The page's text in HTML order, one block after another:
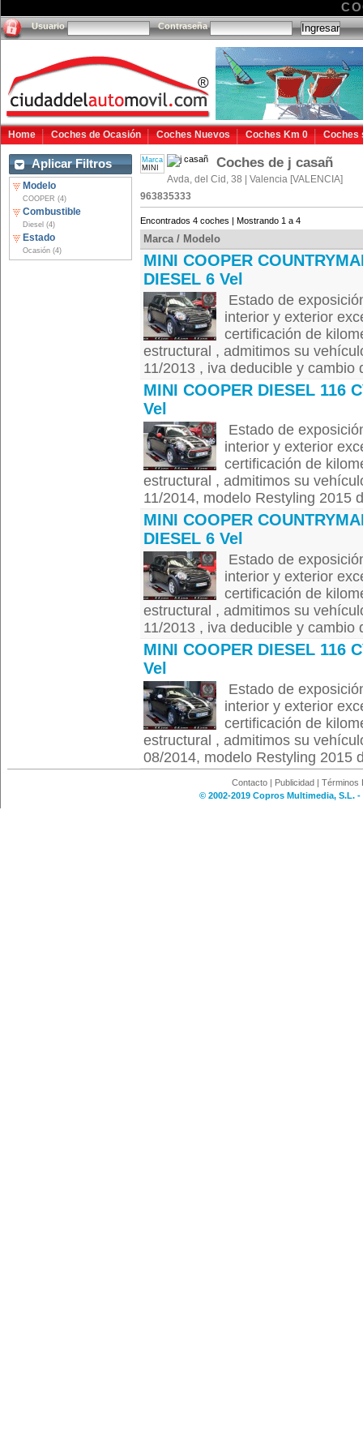
Usuario Contraseña
Home Coches de Ocasión Coches Nuevos Coches Km 0 Coches
Aplicar Filtros
Modelo
COOPER (4)
Combustible
Diesel (4)
Estado
Ocasión (4)
Marca
MINI
Coches de j casañ
Avda, del Cid, 38 | Valencia [VALENCIA]
963835333
Encontrados 4 coches | Mostrando 1 a 4
Marca / Modelo
MINI COOPER
DIESEL 6 Vel
Estado de
interior y exterior
certificación de
estructural , admitimos su
11/2013 , iva deducible y cambio
MINI COOPER DIESEL 116
Vel
Estado de
interior y exterior
certificación de
estructural , admitimos su
11/2014, modelo Restyling 2015
MINI COOPER
DIESEL 6 Vel
Estado de
interior y exterior
certificación de
estructural , admitimos su
11/2013 , iva deducible y cambio
MINI COOPER DIESEL 116
Vel
Estado de
interior y exterior
certificación de
estructural , admitimos su
08/2014, modelo Restyling 2015
Contacto | Publicidad | Términos
© 2002-2019 Copros Multimedia, S.L.